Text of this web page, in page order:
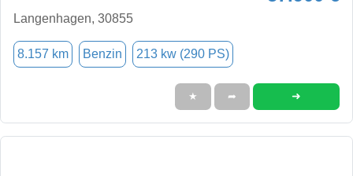
Langenhagen, 30855
8.157 km Benzin 213 kw (290 PS)
★ ➦ ➜